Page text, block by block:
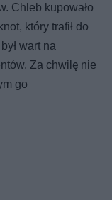
Chleb kupowało
który trafił do
wart na
Za chwilę nie
go